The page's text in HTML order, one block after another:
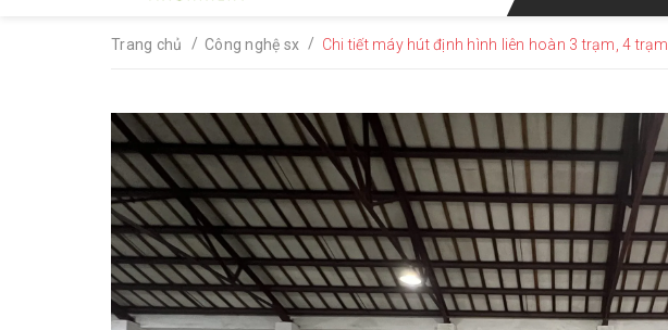
Trang chủ / Công nghệ sx / Chi tiết máy hút định hình liên hoàn 3 trạm, 4 trạm